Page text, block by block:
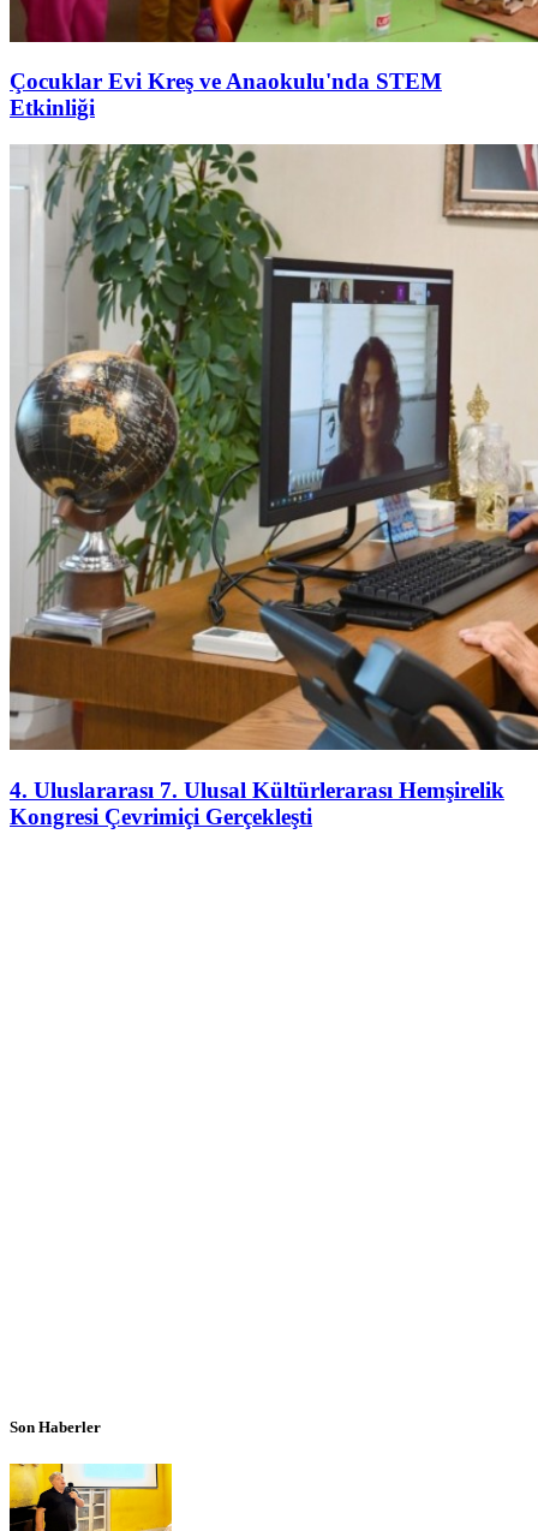
Çocuklar Evi Kreş ve Anaokulu'nda STEM
Etkinliği
4. Uluslararası 7. Ulusal Kültürlerarası Hemşirelik
Kongresi Çevrimiçi Gerçekleşti
Son Haberler